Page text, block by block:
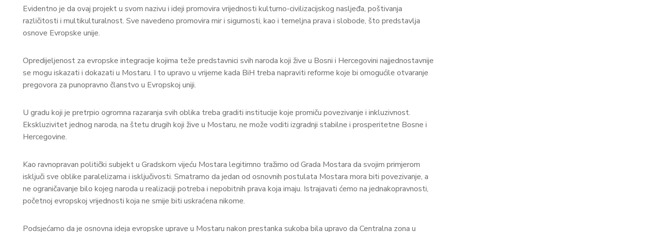
Evidentno je da ovaj projekt u svom nazivu i ideji promovira vrijednosti kulturno-civilizacijskog nasljeđa, poštivanja
različitosti i multikulturalnost. Sve navedeno promovira mir i sigurnosti, kao i temeljna prava i slobode, što predstavlja
osnove Evropske unije.
Opredijeljenost za evropske integracije kojima teže predstavnici svih naroda koji žive u Bosni i Hercegovini najjednostavnije
se mogu iskazati i dokazati u Mostaru. I to upravo u vrijeme kada BiH treba napraviti reforme koje bi omogućile otvaranje
pregovora za punopravno članstvo u Evropskoj uniji.
U gradu koji je pretrpio ogromna razaranja svih oblika treba graditi institucije koje promiču povezivanje i inkluzivnost.
Ekskluzivitet jednog naroda, na štetu drugih koji žive u Mostaru, ne može voditi izgradnji stabilne i prosperitetne Bosne i
Hercegovine.
Kao ravnopravan politički subjekt u Gradskom vijeću Mostara legitimno tražimo od Grada Mostara da svojim primjerom
isključi sve oblike paralelizama i isključivosti. Smatramo da jedan od osnovnih postulata Mostara mora biti povezivanje, a
ne ograničavanje bilo kojeg naroda u realizaciji potreba i nepobitnih prava koja imaju. Istrajavati ćemo na jednakopravnosti,
početnoj evropskoj vrijednosti koja ne smije biti uskraćena nikome.
Podsjećamo da je osnovna ideja evropske uprave u Mostaru nakon prestanka sukoba bila upravo da Centralna zona u